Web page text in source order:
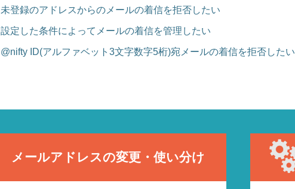
未登録のアドレスからのメールの着信を拒否したい
設定した条件によってメールの着信を管理したい
@nifty ID(アルファベット3文字数字5桁)宛メールの着信を拒否したい
メールアドレスの変更・使い分け